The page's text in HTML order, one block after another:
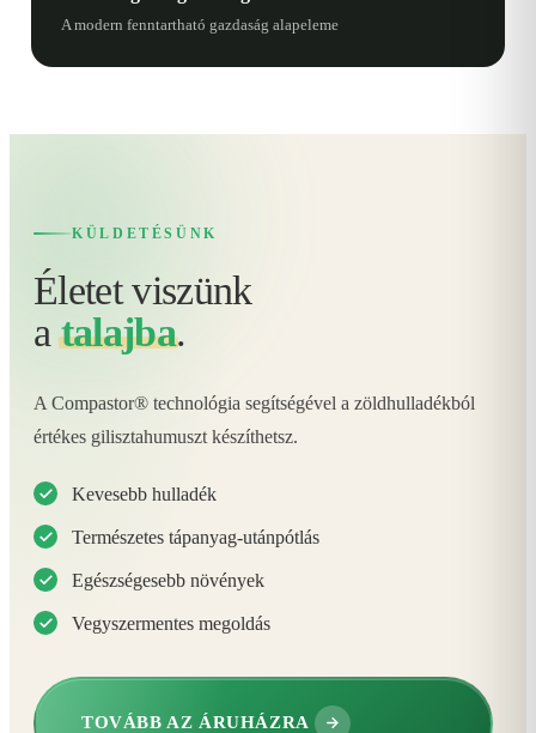
A modern fenntartható gazdaság alapeleme
KÜLDETÉSÜNK
Életet viszünk
atalajba.
A Compastor® technológia segítségével a zöldhulladékból
értékes gilisztahumuszt készíthetsz.
Kevesebb hulladék
Természetes tápanyag-utánpótlás
Egészségesebb növények
Vegyszermentes megoldás
TOVÁBB AZ ÁRUHÁZRA